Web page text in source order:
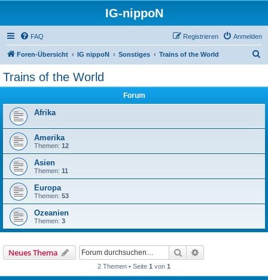
IG-nippoN
FAQ Anmelden
Registrieren
Foren-Übersicht IG nippoN Sonstiges Trains of the World
Trains of the World
Forum
Afrika
Amerika
Themen: 12
Asien
Themen: 11
Europa
Themen: 53
Ozeanien
Themen: 3
Neues Thema Suche
2 Themen • Seite 1 von 1